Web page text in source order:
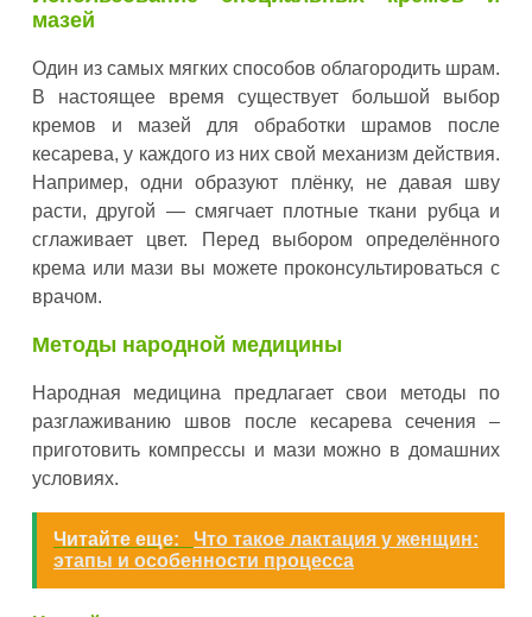
мазей
Один из самых мягких способов облагородить шрам.
В настоящее время существует большой выбор
кремов и мазей для обработки шрамов после
кесарева, у каждого из них свой механизм действия.
Например, одни образуют плёнку, не давая шву
расти, другой — смягчает плотные ткани рубца и
сглаживает цвет. Перед выбором определённого
крема или мази вы можете проконсультироваться с
врачом.
Методы народной медицины
Народная медицина предлагает свои методы по
разглаживанию швов после кесарева сечения –
приготовить компрессы и мази можно в домашних
условиях.
Читайте еще:
Что такое лактация у женщин:
этапы и особенности процесса